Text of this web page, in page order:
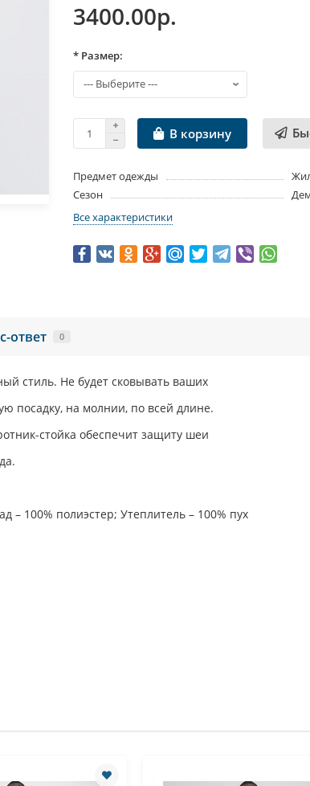
3400.00р.
* Размер:
В корзину
Предмет одежды
Сезон
Все характеристики
ответ 0
стиль. Не будет сковывать ваших
посадку, на молнии, по всей длине.
стойка обеспечит защиту шеи
– 100% полиэстер; Утеплитель – 100% пух